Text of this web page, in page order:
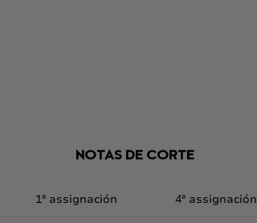
NOTAS DE CORTE
1ª assignación 4ª assignación